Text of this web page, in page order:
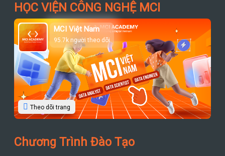
HỌC VIỆN CÔNG NGHỆ MCI
MCI Việt Nam
95.7k người theo dõi
Theo dõi trang
Chương Trình Đào Tạo